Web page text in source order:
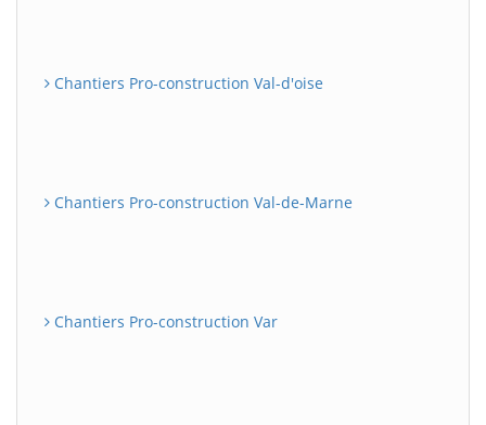
Chantiers Pro-construction Val-d'oise
Chantiers Pro-construction Val-de-Marne
Chantiers Pro-construction Var